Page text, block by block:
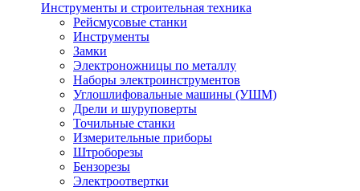
Инструменты и строительная техника
Рейсмусовые станки
Инструменты
Замки
Электроножницы по металлу
Наборы электроинструментов
Углошлифовальные машины (УШМ)
Дрели и шуруповерты
Точильные станки
Измерительные приборы
Штроборезы
Бензорезы
Электроотвертки